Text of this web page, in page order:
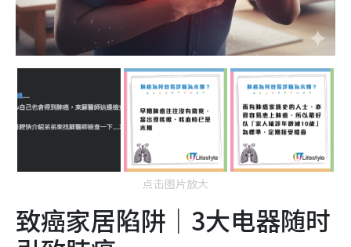
点击图片放大
致癌家居陷阱｜3大电器随时